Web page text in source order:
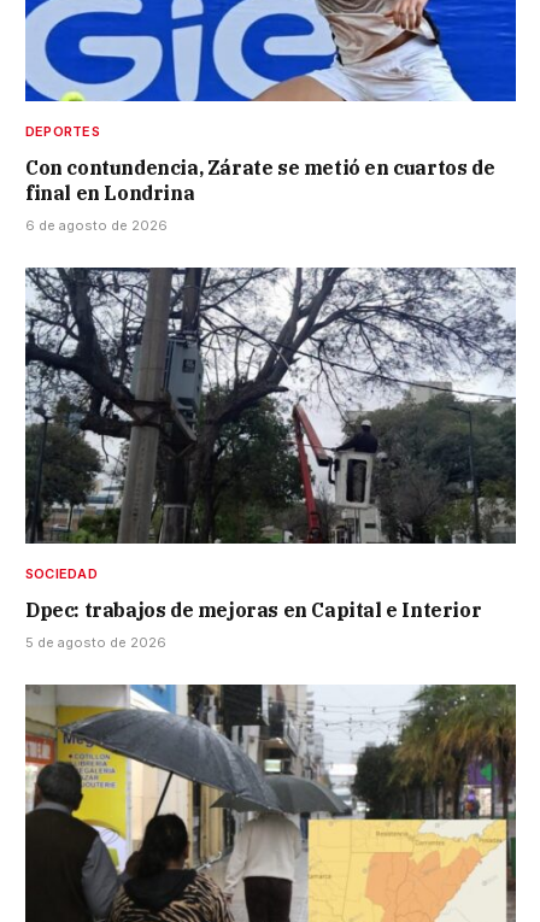
DEPORTES
Con contundencia, Zárate se metió en cuartos de
final en Londrina
6 de agosto de 2026
SOCIEDAD
Dpec: trabajos de mejoras en Capital e Interior
5 de agosto de 2026